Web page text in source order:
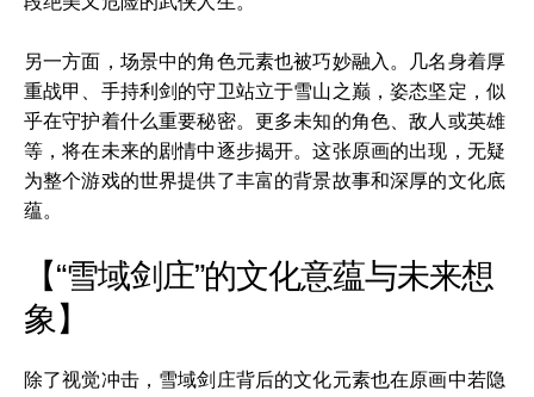
另一方面，场景中的角色元素也被巧妙融入。几名身着厚
重战甲、手持利剑的守卫站立于雪山之巅，姿态坚定，似
乎在守护着什么重要秘密。更多未知的角色、敌人或英雄
等，将在未来的剧情中逐步揭开。这张原画的出现，无疑
为整个游戏的世界提供了丰富的背景故事和深厚的文化底
蕴。
【“雪域剑庄”的文化意蕴与未来想
象】
除了视觉冲击，雪域剑庄背后的文化元素也在原画中若隐